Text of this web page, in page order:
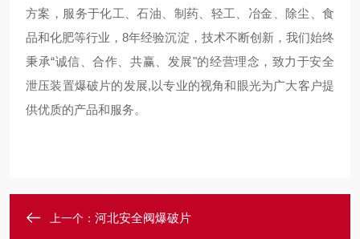
方案，服务于化工、石油、制药、轻工、冶金、除尘、食
品和化肥等行业，8年经验沉淀，技术不断创新，我们始终
秉承“诚信、合作、共赢、发展"的经营理念，致力于安全
泄压装置爆破片的发展,以专业的视角和眼光为广大客户提
供优质的产品和服务。
上一个： 河北安全阀爆破片